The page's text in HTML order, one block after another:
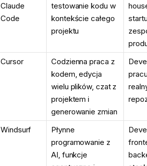
Claude
Code
testowanie kodu w
kontekście całego
projektu
Cursor
Codzienna praca z
kodem, edycja
wielu plików, czat z
projektem i
generowanie zmian
Windsurf
Płynne
programowanie z
AI, funkcje